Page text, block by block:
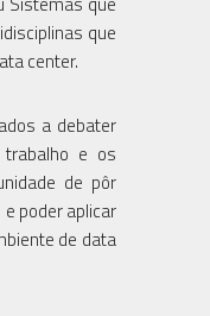
que
center.
a debater
trabalho e os
de pôr
poder aplicar
de data